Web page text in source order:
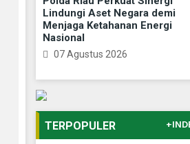
Lindungi Aset Negara demi
Menjaga Ketahanan Energi
Nasional
07 Agustus 2026
TERPOPULER